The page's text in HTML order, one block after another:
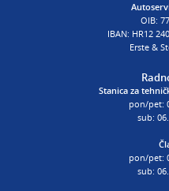
OIB:
IBAN: HR12
Erste &
Stanica za
pon/pet:
sub:
pon/pet:
sub: